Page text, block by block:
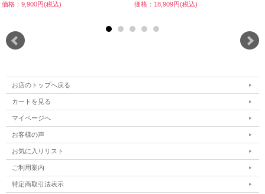
価格：9,900円(税込) 価格：18,909円(税込)
お店のトップへ戻る
カートを見る
マイページへ
お客様の声
お気に入りリスト
ご利用案内
特定商取引法表示